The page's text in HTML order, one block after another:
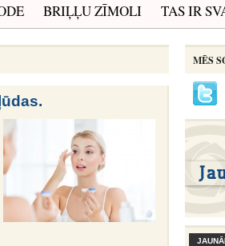
BRIĻĻU ZĪMOLI TAS IR
MĒS